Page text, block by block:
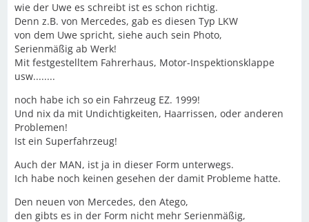
wie der Uwe es schreibt ist es schon richtig.
Denn z.B. von Mercedes, gab es diesen Typ LKW
von dem Uwe spricht, siehe auch sein Photo,
Serienmäßig ab Werk!
Mit festgestelltem Fahrerhaus, Motor-Inspektionsklappe
usw........
noch habe ich so ein Fahrzeug EZ. 1999!
Und nix da mit Undichtigkeiten, Haarrissen, oder anderen
Problemen!
Ist ein Superfahrzeug!
Auch der MAN, ist ja in dieser Form unterwegs.
Ich habe noch keinen gesehen der damit Probleme hatte.
Den neuen von Mercedes, den Atego,
den gibts es in der Form nicht mehr Serienmäßig,